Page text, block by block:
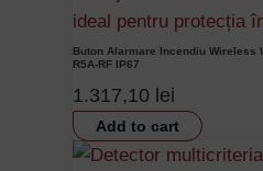
Buton Alarmare Incendiu Wireless
R5A-RF IP67
1.317,10 lei
Add to cart